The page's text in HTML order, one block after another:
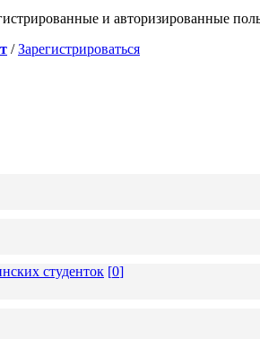
и авторизированные
/Зарегистрироваться
студенток [0]